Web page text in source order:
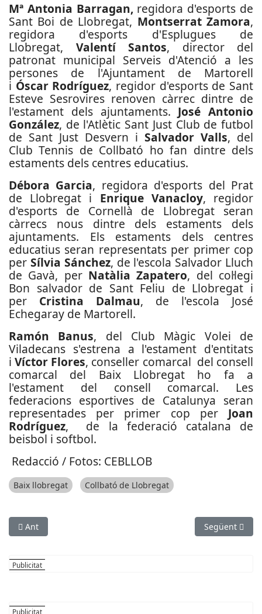
Mª Antonia Barragan,regidora d'esports de
Sant Boi de Llobregat, Montserrat Zamora,
regidora d'esports d'Esplugues de
Llobregat, Valentí Santos, director del
patronat municipal Serveis d'Atenció a les
persones de l'Ajuntament de Martorell
i Óscar Rodríguez, regidor d'esports de Sant
Esteve Sesrovires renoven càrrec dintre de
l'estament dels ajuntaments. José Antonio
González, de l'Atlètic Sant Just Club de futbol
de Sant Just Desvern i Salvador Valls, del
Club Tennis de Collbató ho fan dintre dels
estaments dels centres educatius.
Débora Garcia, regidora d'esports del Prat
de Llobregat i Enrique Vanacloy, regidor
d'esports de Cornellà de Llobregat seran
càrrecs nous dintre dels estaments dels
ajuntaments. Els estaments dels centres
educatius seran representats per primer cop
per Sílvia Sánchez, de l'escola Salvador Lluch
de Gavà, per Natàlia Zapatero, del col·legi
Bon salvador de Sant Feliu de Llobregat i
per Cristina Dalmau, de l'escola José
Echegaray de Martorell.
Ramón Banus, del Club Màgic Volei de
Viladecans s'estrena a l'estament d'entitats
iVíctor Flores, conseller comarcal del consell
comarcal del Baix Llobregat ho fa a
l'estament del consell comarcal. Les
federacions esportives de Catalunya seran
representades per primer cop per Joan
Rodríguez, de la federació catalana de
beisbol i softbol.
Redacció / Fotos: CEBLLOB
Baix llobregat Collbató de Llobregat
Article anterior: La Bòbila de Gavà va encetar la temporada
Ant Article
Següent